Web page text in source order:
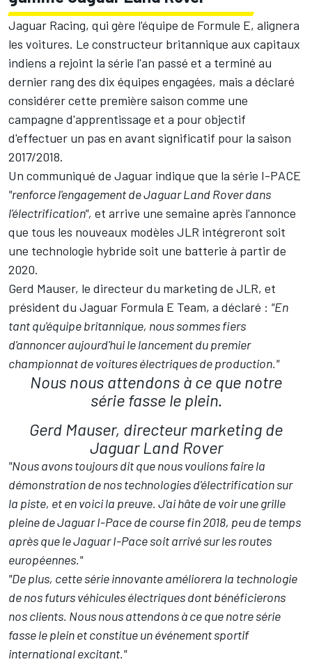
Jaguar Racing, qui gère l'équipe de Formule E, alignera
les voitures. Le constructeur britannique aux capitaux
indiens a rejoint la série l'an passé et a terminé au
dernier rang des dix équipes engagées, mais a déclaré
considérer cette première saison comme une
campagne d'apprentissage et a pour objectif
d'effectuer un pas en avant significatif pour la saison
2017/2018.
Un communiqué de Jaguar indique que la série I-PACE
"renforce l'engagement de Jaguar Land Rover dans
l'électrification", et arrive une semaine après l'annonce
que tous les nouveaux modèles JLR intégreront soit
une technologie hybride soit une batterie à partir de
2020.
Gerd Mauser, le directeur du marketing de JLR, et
président du Jaguar Formula E Team, a déclaré : "En
tant qu'équipe britannique, nous sommes fiers
d'annoncer aujourd'hui le lancement du premier
championnat de voitures électriques de production."
Nous nous attendons à ce que notre
série fasse le plein.
Gerd Mauser, directeur marketing de
Jaguar Land Rover
"Nous avons toujours dit que nous voulions faire la
démonstration de nos technologies d'électrification sur
la piste, et en voici la preuve. J'ai hâte de voir une grille
pleine de Jaguar I-Pace de course fin 2018, peu de temps
après que le Jaguar I-Pace soit arrivé sur les routes
européennes."
"De plus, cette série innovante améliorera la technologie
de nos futurs véhicules électriques dont bénéficierons
nos clients. Nous nous attendons à ce que notre série
fasse le plein et constitue un événement sportif
international excitant."